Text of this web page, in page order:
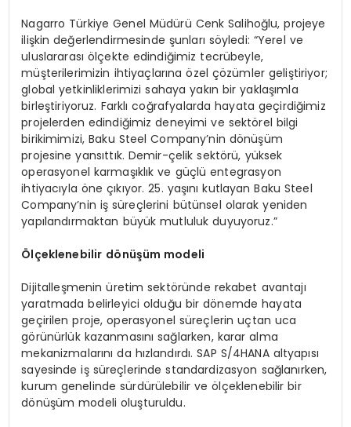
Nagarro Türkiye Genel Müdürü Cenk Salihoğlu, projeye
ilişkin değerlendirmesinde şunları söyledi: “Yerel ve
uluslararası ölçekte edindiğimiz tecrübeyle,
müşterilerimizin ihtiyaçlarına özel çözümler geliştiriyor;
global yetkinliklerimizi sahaya yakın bir yaklaşımla
birleştiriyoruz. Farklı coğrafyalarda hayata geçirdiğimiz
projelerden edindiğimiz deneyimi ve sektörel bilgi
birikimimizi, Baku Steel Company’nin dönüşüm
projesine yansıttık. Demir-çelik sektörü, yüksek
operasyonel karmaşıklık ve güçlü entegrasyon
ihtiyacıyla öne çıkıyor. 25. yaşını kutlayan Baku Steel
Company’nin iş süreçlerini bütünsel olarak yeniden
yapılandırmaktan büyük mutluluk duyuyoruz.”
Ölçeklenebilir dönüşüm modeli
Dijitalleşmenin üretim sektöründe rekabet avantajı
yaratmada belirleyici olduğu bir dönemde hayata
geçirilen proje, operasyonel süreçlerin uçtan uca
görünürlük kazanmasını sağlarken, karar alma
mekanizmalarını da hızlandırdı. SAP S/4HANA altyapısı
sayesinde iş süreçlerinde standardizasyon sağlanırken,
kurum genelinde sürdürülebilir ve ölçeklenebilir bir
dönüşüm modeli oluşturuldu.